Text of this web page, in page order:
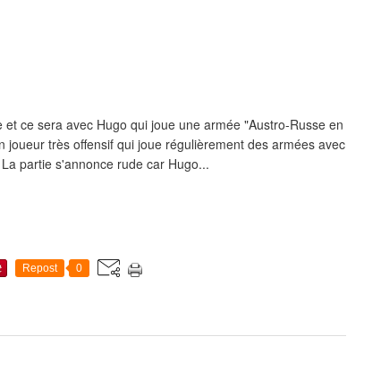
ce sera avec Hugo qui joue une armée "Austro-Russe en
joueur très offensif qui joue régulièrement des armées avec
partie s'annonce rude car Hugo...
Repost 0